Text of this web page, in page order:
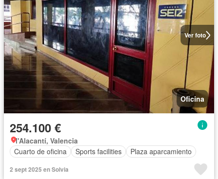
Ver foto
Oficina
254.100 €
l'Alacantí, Valencia
Cuarto de oficina
Sports facilities Plaza aparcamiento
2 sept 2025 en Solvia